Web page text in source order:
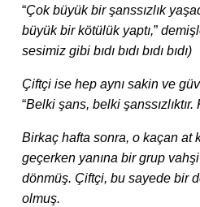
“Çok büyük bir şanssızlık
büyük bir kötülük yaptı,”
sesimiz gibi bıdı bıdı bıdı bıdı)
Çiftçi ise hep aynı sakin ve
“Belki şans, belki
Birkaç hafta sonra, o kaçan at
geçerken yanına bir grup vahşi
dönmüş. Çiftçi, bu sayede bir
olmuş.